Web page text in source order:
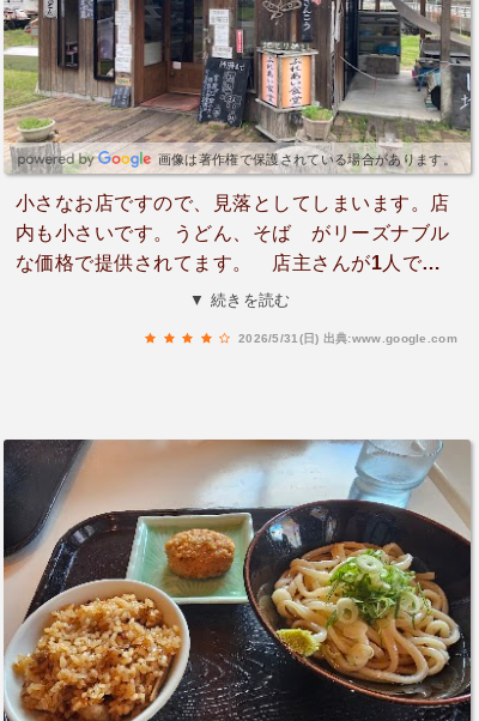
画像は著作権で保護されている場合があります。
小さなお店ですので、見落としてしまいます。店
内も小さいです。うどん、そば がリーズナブル
な価格で提供されてます。 店主さんが1人でや
り繰りしてる為、メニューは少なく、お冷や、漬
ヘルメット持ち込み禁止になってますので、バイ
クの方はご注意を！
▼ 続きを読む
2026/5/31(日) 出典:www.google.com